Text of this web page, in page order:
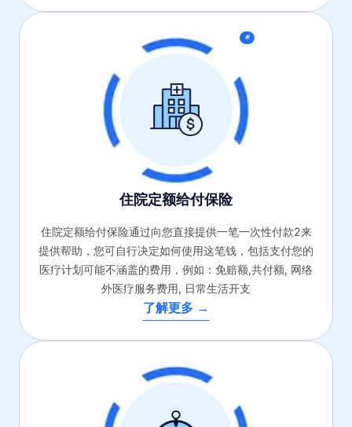
新
住院定额给付保险
住院定额给付保险通过向您直接提供一笔一次性付款2来
提供帮助，您可自行决定如何使用这笔钱，包括支付您的
医疗计划可能不涵盖的费用，例如：免赔额,共付额, 网络
外医疗服务费用, 日常生活开支
了解更多 →